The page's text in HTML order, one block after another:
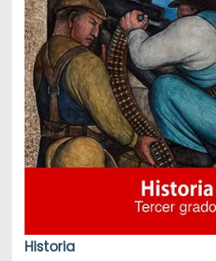
Historia